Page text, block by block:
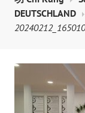
DEUTSCHLAND
20240212_165010